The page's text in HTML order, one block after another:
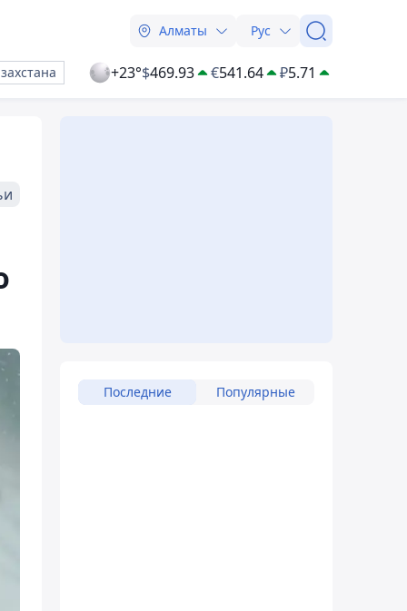
Алматы Рус
+23°$469.93 €541.64 ₽5.71
Последние Популярные